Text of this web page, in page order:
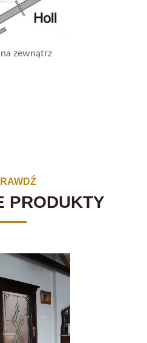
zewnątrz
PRODUKTY